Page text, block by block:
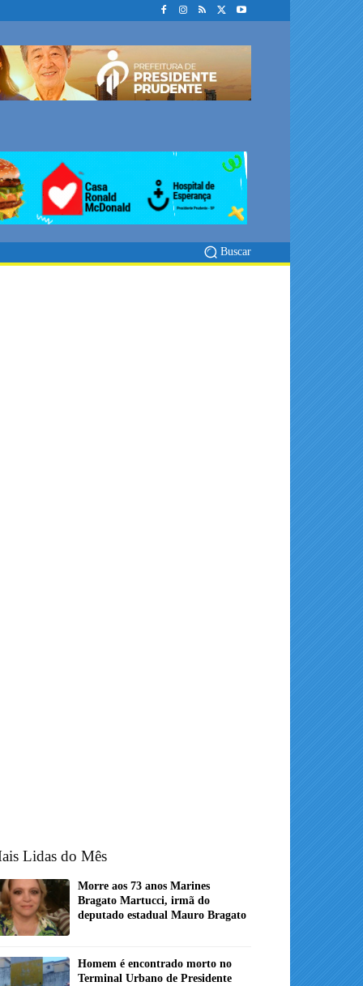
Buscar
Lidas do Mês
Morre aos 73 anos Marines
Bragato Martucci, irmã do
deputado estadual Mauro Bragato
Homem é encontrado morto no
Terminal Urbano de Presidente